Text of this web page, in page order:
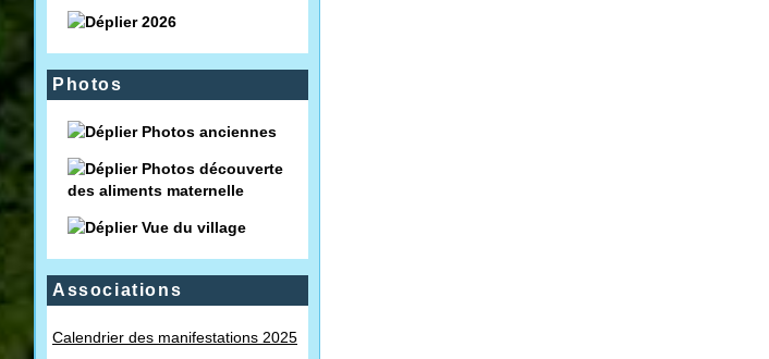
2026
Photos
Photos anciennes
Photos découverte
des aliments maternelle
Vue du village
Associations
Calendrier des manifestations 2025